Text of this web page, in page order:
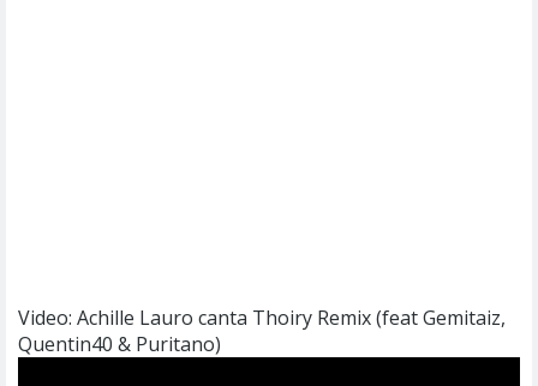
Video: Achille Lauro canta Thoiry Remix (feat Gemitaiz,
Quentin40 & Puritano)